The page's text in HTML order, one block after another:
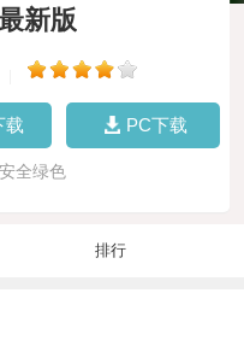
新版
载 PC下载
全绿色
排行